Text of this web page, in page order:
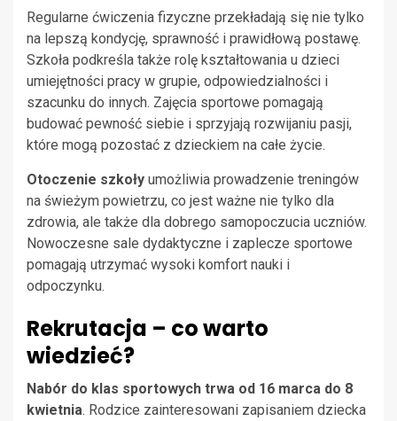
Regularne ćwiczenia fizyczne przekładają się nie tylko
na lepszą kondycję, sprawność i prawidłową postawę.
Szkoła podkreśla także rolę kształtowania u dzieci
umiejętności pracy w grupie, odpowiedzialności i
szacunku do innych. Zajęcia sportowe pomagają
budować pewność siebie i sprzyjają rozwijaniu pasji,
które mogą pozostać z dzieckiem na całe życie.
Otoczenie szkoły umożliwia prowadzenie treningów
na świeżym powietrzu, co jest ważne nie tylko dla
zdrowia, ale także dla dobrego samopoczucia uczniów.
Nowoczesne sale dydaktyczne i zaplecze sportowe
pomagają utrzymać wysoki komfort nauki i
odpoczynku.
Rekrutacja – co warto
wiedzieć?
Nabór do klas sportowych trwa od 16 marca do 8
kwietnia. Rodzice zainteresowani zapisaniem dziecka